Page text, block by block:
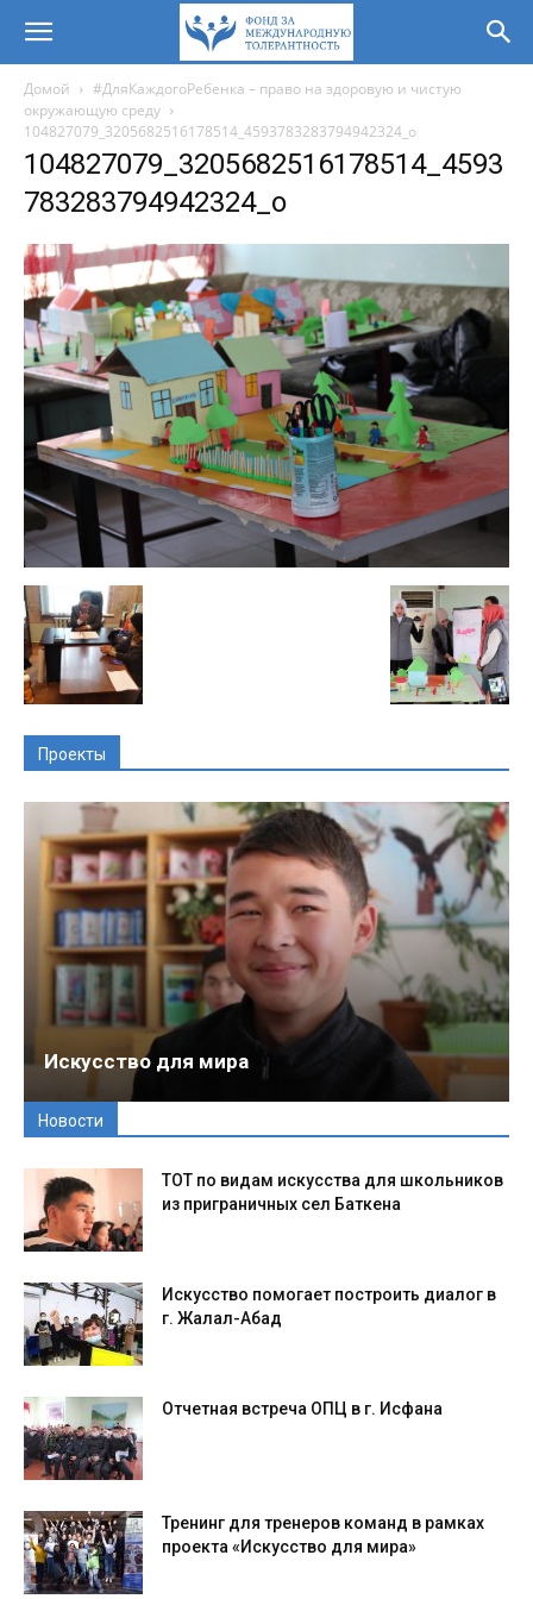
Домой
#ДляКаждогоРебенка – право на здоровую и чистую
окружающую среду
104827079_3205682516178514_4593783283794942324_o
104827079_3205682516178514_4593
783283794942324_o
Проекты
Искусство для мира
Новости
ТОТ по видам искусства для школьников
из приграничных сел Баткена
Искусство помогает построить диалог в
г. Жалал-Абад
Отчетная встреча ОПЦ в г. Исфана
Тренинг для тренеров команд в рамках
проекта «Искусство для мира»